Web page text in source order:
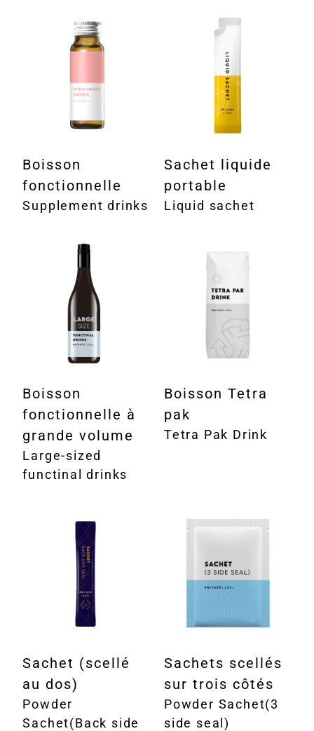
Boisson
fonctionnelle
Supplement drinks
Sachet liquide
portable
Liquid sachet
Boisson
fonctionnelle à
grande volume
Large-sized
functinal drinks
Boisson Tetra
pak
Tetra Pak Drink
Sachet (scellé
au dos)
Powder
Sachet(Back side
Sachets scellés
sur trois côtés
Powder Sachet(3
side seal)